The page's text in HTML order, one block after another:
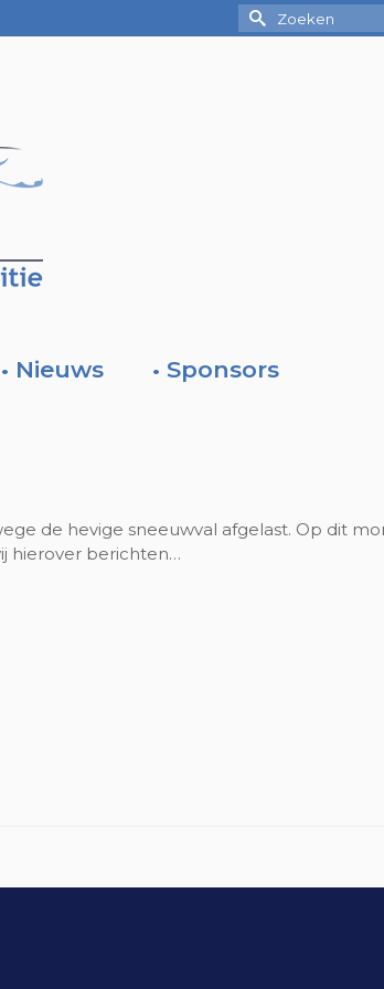
Zoek
naar:
• Nieuws • Sponsors
de hevige sneeuwval afgelast. Op dit
hierover berichten…